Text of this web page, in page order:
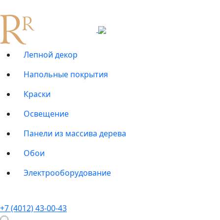
Лепной декор
Напольные покрытия
Краски
Освещение
Панели из массива дерева
Обои
Электрооборудование
+7 (4012) 43-00-43